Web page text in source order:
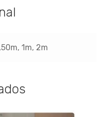
1m, 2m